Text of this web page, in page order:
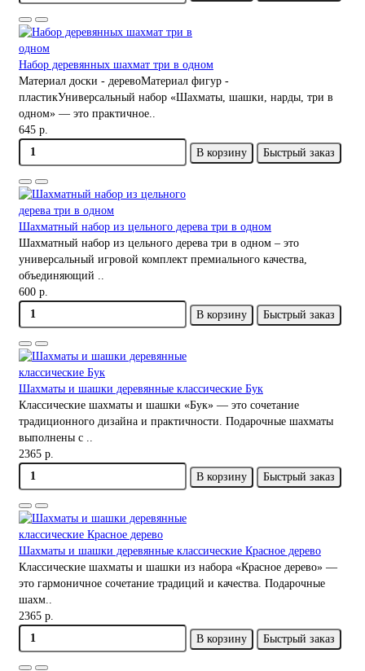
Набор деревянных шахмат три в одном
Материал доски - деревоМатериал фигур -
пластикУниверсальный набор «Шахматы, шашки, нарды, три в
одном» — это практичное..
645 р.
В корзину
Быстрый заказ
Шахматный набор из цельного дерева три в одном
Шахматный набор из цельного дерева три в одном – это
универсальный игровой комплект премиального качества,
объединяющий ..
600 р.
В корзину
Быстрый заказ
Шахматы и шашки деревянные классические Бук
Классические шахматы и шашки «Бук» — это сочетание
традиционного дизайна и практичности. Подарочные шахматы
выполнены с ..
2365 р.
В корзину
Быстрый заказ
Шахматы и шашки деревянные классические Красное дерево
Классические шахматы и шашки из набора «Красное дерево» —
это гармоничное сочетание традиций и качества. Подарочные
шахм..
2365 р.
В корзину
Быстрый заказ